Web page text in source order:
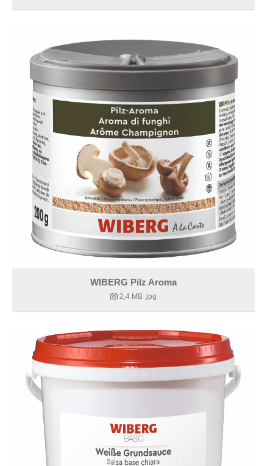
WIBERG Pilz Aroma
2,4 MB .jpg